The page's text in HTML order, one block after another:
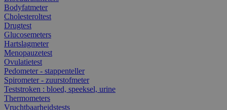
Bodyfatmeter
Cholesteroltest
Drugtest
Glucosemeters
Hartslagmeter
Menopauzetest
Ovulatietest
Pedometer - stappenteller
Spirometer - zuurstofmeter
Teststroken : bloed, speeksel, urine
Thermometers
Vruchtbaarheidstests